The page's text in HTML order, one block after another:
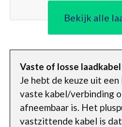
Bekijk alle
Vaste of losse laadkabel
Je hebt de keuze uit
vaste kabel/verbinding
afneembaar is. Het
vastzittende kabel is